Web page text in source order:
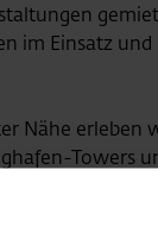
im Einsatz
Nähe